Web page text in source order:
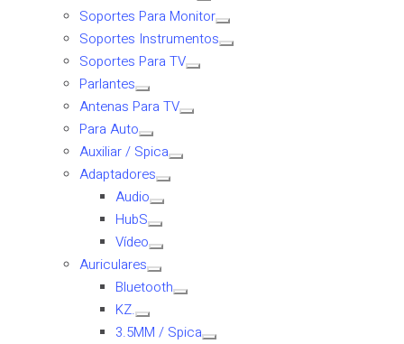
Soportes Para Monitor
Soportes Instrumentos
Soportes Para TV
Parlantes
Antenas Para TV
Para Auto
Auxiliar / Spica
Adaptadores
Audio
HubS
Vídeo
Auriculares
Bluetooth
KZ.
3.5MM / Spica